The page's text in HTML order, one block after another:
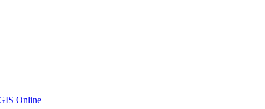
Online